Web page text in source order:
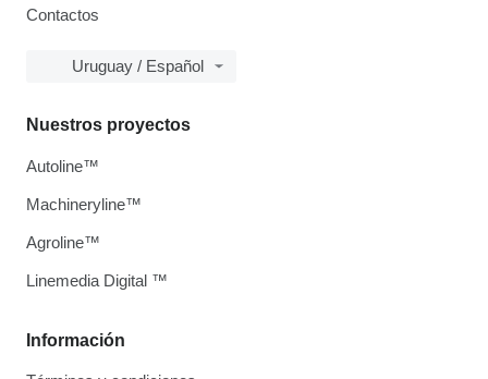
Contactos
Uruguay / Español
Información
Nuestros proyectos
Autoline™
Machineryline™
Agroline™
Linemedia Digital ™